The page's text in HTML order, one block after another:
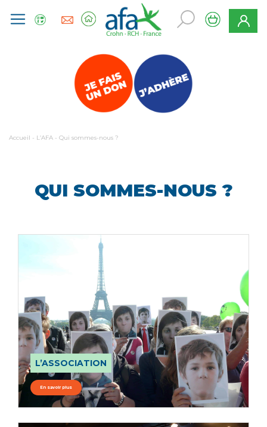
Accueil - L’AFA - Qui sommes-nous ?
QUI SOMMES-NOUS ?
L’ASSOCIATION
En savoir plus